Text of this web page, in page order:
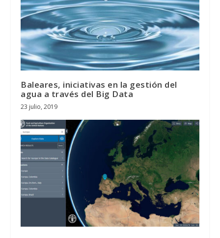
Baleares, iniciativas en la gestión del
agua a través del Big Data
23 julio, 2019